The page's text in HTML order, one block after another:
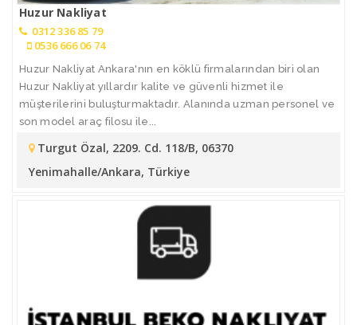
Huzur Nakliyat
0312 336 85 79
0536 666 06 74
Huzur Nakliyat Ankara'nın en köklü firmalarından biri olan
Huzur Nakliyat yıllardır kalite ve güvenli hizmet ile
müşterilerini buluşturmaktadır. Alanında uzman personel ve
son model araç filosu ile...
Turgut Özal, 2209. Cd. 118/B, 06370
Yenimahalle/Ankara, Türkiye